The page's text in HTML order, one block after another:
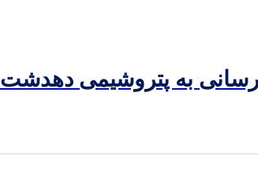
به پتروشیمی دهدشت